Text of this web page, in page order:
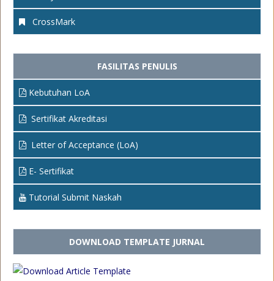
CrossMark
FASILITAS PENULIS
Kebutuhan LoA
Sertifikat Akreditasi
Letter of Acceptance (LoA)
E- Sertifikat
Tutorial Submit Naskah
DOWNLOAD TEMPLATE JURNAL